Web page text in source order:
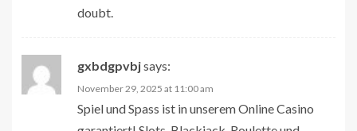
doubt.
gxbdgpvbjsays:
November 29, 2025 at 11:00 am
Spiel und Spass ist in unserem Online Casino